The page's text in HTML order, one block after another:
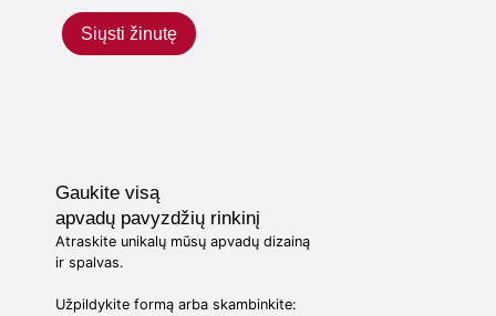
Siųsti žinutę
Gaukite visą
apvadų pavyzdžių rinkinį
Atraskite unikalų mūsų apvadų dizainą
ir spalvas.
Užpildykite formą arba skambinkite: